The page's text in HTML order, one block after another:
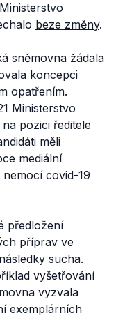
beze změny.
sněmovna žádala
koncepci
opatřením.
Ministerstvo
pozici ředitele
měli
mediální
covid-19
předložení
příprav ve
sucha.
vyšetřování
vyzvala
exemplárních